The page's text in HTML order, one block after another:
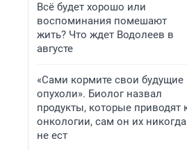
Всё будет хорошо или
воспоминания помешают
жить? Что ждет Водолеев в
августе
«Сами кормите свои будущие
опухоли». Биолог назвал
продукты, которые приводят
онкологии, сам он их никогда
не ест